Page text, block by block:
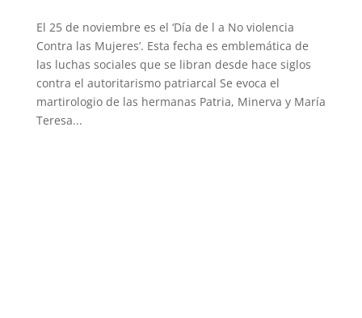
El 25 de noviembre es el ‘Día de l a No violencia
Contra las Mujeres’. Esta fecha es emblemática de
las luchas sociales que se libran desde hace siglos
contra el autoritarismo patriarcal Se evoca el
martirologio de las hermanas Patria, Minerva y María
Teresa...